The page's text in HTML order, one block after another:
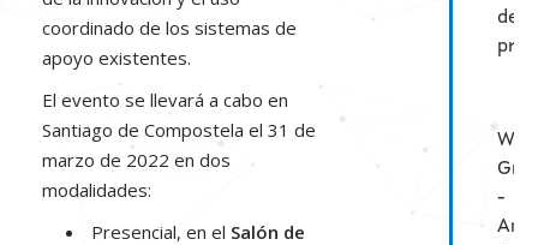
coordinado de los sistemas de
apoyo existentes.
El evento se llevará a cabo en
Santiago de Compostela el 31 de
marzo de 2022 en dos
modalidades:
Presencial, en el Salón de
-